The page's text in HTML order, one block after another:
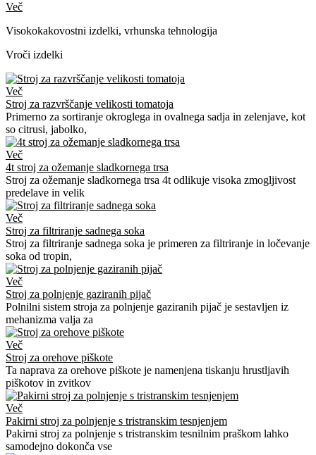
Več
Visokokakovostni izdelki, vrhunska tehnologija
Vroči izdelki
Več
Stroj za razvrščanje velikosti tomatoja
Primerno za sortiranje okroglega in ovalnega sadja in zelenjave, kot
so citrusi, jabolko,
Več
4t stroj za ožemanje sladkornega trsa
Stroj za ožemanje sladkornega trsa 4t odlikuje visoka zmogljivost
predelave in velik
Več
Stroj za filtriranje sadnega soka
Stroj za filtriranje sadnega soka je primeren za filtriranje in ločevanje
soka od tropin,
Več
Stroj za polnjenje gaziranih pijač
Polnilni sistem stroja za polnjenje gaziranih pijač je sestavljen iz
mehanizma valja za
Več
Stroj za orehove piškote
Ta naprava za orehove piškote je namenjena tiskanju hrustljavih
piškotov in zvitkov
Več
Pakirni stroj za polnjenje s tristranskim tesnjenjem
Pakirni stroj za polnjenje s tristranskim tesnilnim praškom lahko
samodejno dokonča vse